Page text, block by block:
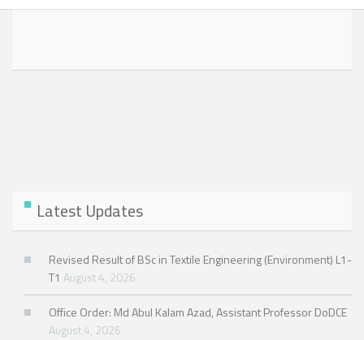
Latest Updates
Revised Result of BSc in Textile Engineering (Environment) L1-
T1 August 4, 2026
Office Order: Md Abul Kalam Azad, Assistant Professor DoDCE
August 4, 2026